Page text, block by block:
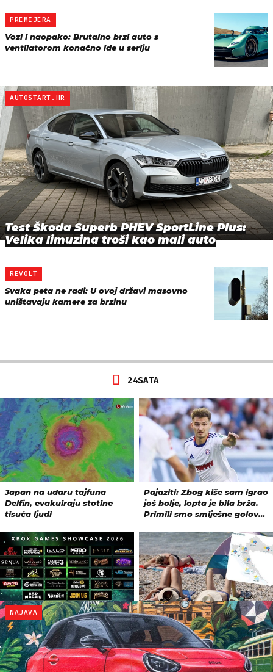
PREMIJERA
Vozi i naopako: Brutalno brzi auto s
ventilatorom konačno ide u seriju
AUTOSTART.HR
Test Škoda Superb PHEV SportLine Plus:
Velika limuzina troši kao mali auto
REVOLT
Svaka peta ne radi: U ovoj državi masovno
uništavaju kamere za brzinu
NAJAVA